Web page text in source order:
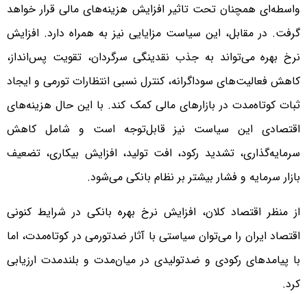
واسطه‌ای همچنان تحت تاثیر افزایش هزینه‌های مالی قرار خواهد
گرفت. در مقابل، این سیاست مزایایی نیز به همراه دارد. افزایش
نرخ بهره می‌تواند به جذب نقدینگی سرگردان، تقویت پس‌انداز،
کاهش فعالیت‌های سوداگرانه، کنترل نسبی انتظارات تورمی و ایجاد
ثبات کوتاه‌مدت در بازارهای مالی کمک کند. با این حال هزینه‌های
اقتصادی این سیاست نیز قابل‌توجه است و شامل کاهش
سرمایه‌گذاری، تشدید رکود، افت تولید، افزایش بیکاری، تضعیف
بازار سرمایه و فشار بیشتر بر نظام بانکی می‌شود.
از منظر اقتصاد کلان، افزایش نرخ بهره بانکی در شرایط کنونی
اقتصاد ایران را می‌توان سیاستی با آثار ضدتورمی در کوتاه‌مدت، اما
با پیامدهای رکودی و ضدتولیدی در میان‌مدت و بلندمدت ارزیابی
کرد.